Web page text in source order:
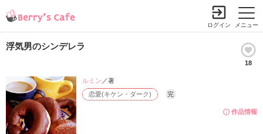
メニュー
ログイン
浮気男のシンデレラ
18
作品情報
恋愛(キケン・ダーク) 完
ルミン ／著